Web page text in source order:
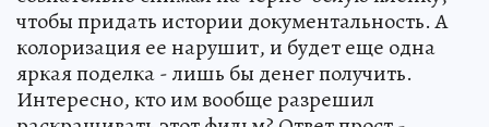
чтобы придать истории документальность. А
колоризация ее нарушит, и будет еще одна
яркая поделка - лишь бы денег получить.
Интересно, кто им вообще разрешил